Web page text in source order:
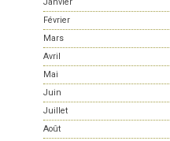
Janvier
Février
Mars
Avril
Mai
Juin
Juillet
Août